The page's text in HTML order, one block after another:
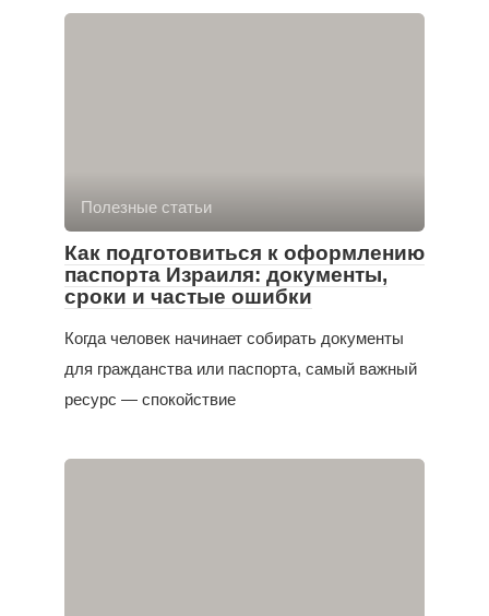
Полезные статьи
Как подготовиться к оформлению
паспорта Израиля: документы,
сроки и частые ошибки
Когда человек начинает собирать документы
для гражданства или паспорта, самый важный
ресурс — спокойствие